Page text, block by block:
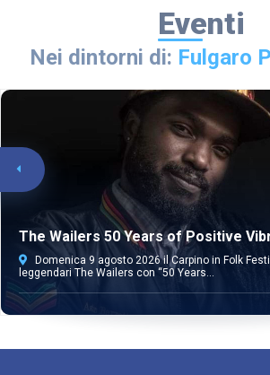
Eventi
Nei dintorni di: Fulgaro
The Wailers 50 Years of Positive
Domenica 9 agosto 2026 il Carpino in Folk
leggendari The Wailers con “50 Years...